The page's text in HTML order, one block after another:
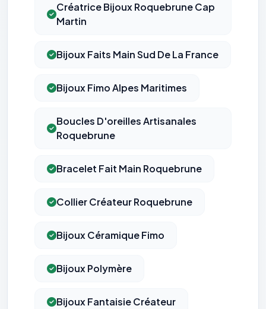
Créatrice Bijoux Roquebrune Cap
Martin
Bijoux Faits Main Sud De La France
Bijoux Fimo Alpes Maritimes
Boucles D'oreilles Artisanales
Roquebrune
Bracelet Fait Main Roquebrune
Collier Créateur Roquebrune
Bijoux Céramique Fimo
Bijoux Polymère
Bijoux Fantaisie Créateur